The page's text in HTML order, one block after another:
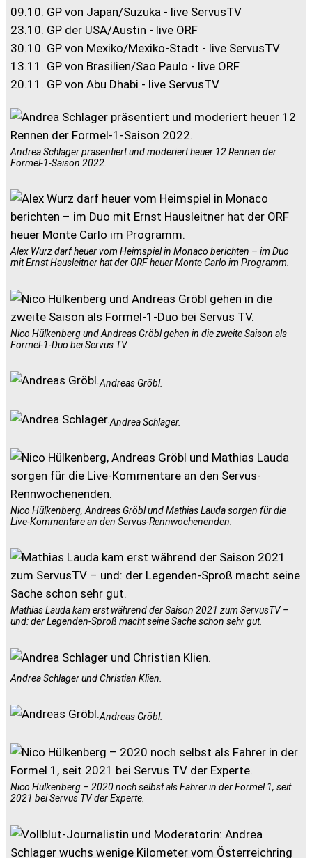
09.10. GP von Japan/Suzuka - live ServusTV
23.10. GP der USA/Austin - live ORF
30.10. GP von Mexiko/Mexiko-Stadt - live ServusTV
13.11. GP von Brasilien/Sao Paulo - live ORF
20.11. GP von Abu Dhabi - live ServusTV
Andrea Schlager präsentiert und moderiert heuer 12 Rennen der
Formel-1-Saison 2022.
Alex Wurz darf heuer vom Heimspiel in Monaco berichten – im Duo
mit Ernst Hausleitner hat der ORF heuer Monte Carlo im Programm.
Nico Hülkenberg und Andreas Gröbl gehen in die zweite Saison als
Formel-1-Duo bei Servus TV.
Andreas Gröbl.
Andrea Schlager.
Nico Hülkenberg, Andreas Gröbl und Mathias Lauda sorgen für die
Live-Kommentare an den Servus-Rennwochenenden.
Mathias Lauda kam erst während der Saison 2021 zum ServusTV –
und: der Legenden-Sproß macht seine Sache schon sehr gut.
Andrea Schlager und Christian Klien.
Andreas Gröbl.
Nico Hülkenberg – 2020 noch selbst als Fahrer in der Formel 1, seit
2021 bei Servus TV der Experte.